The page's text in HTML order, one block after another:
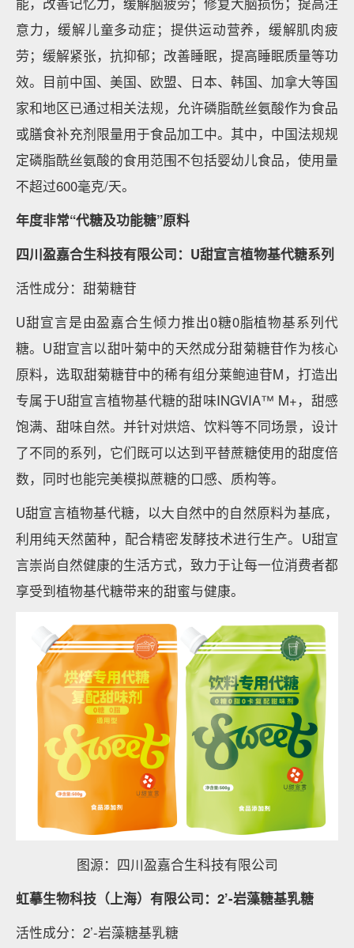
意力，缓解儿童多动症；提供运动营养，缓解肌肉疲
劳；缓解紧张，抗抑郁；改善睡眠，提高睡眠质量等功
效。目前中国、美国、欧盟、日本、韩国、加拿大等国
家和地区已通过相关法规，允许磷脂酰丝氨酸作为食品
或膳食补充剂限量用于食品加工中。其中，中国法规规
定磷脂酰丝氨酸的食用范围不包括婴幼儿食品，使用量
不超过600毫克/天。
年度非常“代糖及功能糖”原料
四川盈嘉合生科技有限公司：U甜宣言植物基代糖系列
活性成分：甜菊糖苷
U甜宣言是由盈嘉合生倾力推出0糖0脂植物基系列代
糖。U甜宣言以甜叶菊中的天然成分甜菊糖苷作为核心
原料，选取甜菊糖苷中的稀有组分莱鲍迪苷M，打造出
专属于U甜宣言植物基代糖的甜味INGVIA™ M+，甜感
饱满、甜味自然。并针对烘焙、饮料等不同场景，设计
了不同的系列，它们既可以达到平替蔗糖使用的甜度倍
数，同时也能完美模拟蔗糖的口感、质构等。
U甜宣言植物基代糖，以大自然中的自然原料为基底，
利用纯天然菌种，配合精密发酵技术进行生产。U甜宣
言崇尚自然健康的生活方式，致力于让每一位消费者都
享受到植物基代糖带来的甜蜜与健康。
图源：四川盈嘉合生科技有限公司
虹摹生物科技（上海）有限公司：2’-岩藻糖基乳糖
活性成分：2’-岩藻糖基乳糖